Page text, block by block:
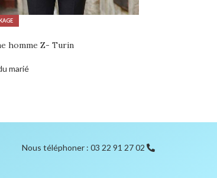
homme Z- Turin
marié
Nous téléphoner : 03 22 91 27 02